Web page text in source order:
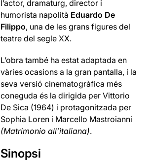
l’actor, dramaturg, director i
humorista napolità Eduardo De
Filippo, una de les grans figures del
teatre del segle XX.
L’obra també ha estat adaptada en
vàries ocasions a la gran pantalla, i la
seva versió cinematogràfica més
coneguda és la dirigida per Vittorio
De Sica (1964) i protagonitzada per
Sophia Loren i Marcello Mastroianni
(Matrimonio all’italiana).
Sinopsi